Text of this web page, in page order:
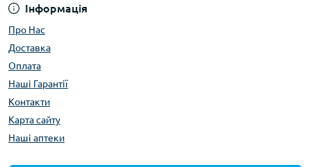
Інформація
Про Нас
Доставка
Оплата
Наші Гарантії
Контакти
Карта сайту
Наші аптеки